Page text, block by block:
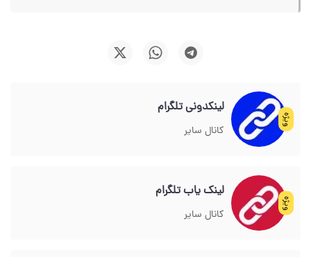
ویژه
لینکدونی تلگرام
کانال سایر
ویژه
لینک یاب تلگرام
کانال سایر